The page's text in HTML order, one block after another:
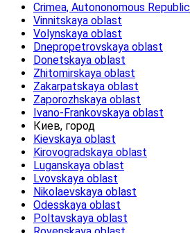
Crimea, Autononomous Republic
Vinnitskaya oblast
Volynskaya oblast
Dnepropetrovskaya oblast
Donetskaya oblast
Zhitomirskaya oblast
Zakarpatskaya oblast
Zaporozhskaya oblast
Ivano-Frankovskaya oblast
Киев, город
Kievskaya oblast
Kirovogradskaya oblast
Luganskaya oblast
Lvovskaya oblast
Nikolaevskaya oblast
Odesskaya oblast
Poltavskaya oblast